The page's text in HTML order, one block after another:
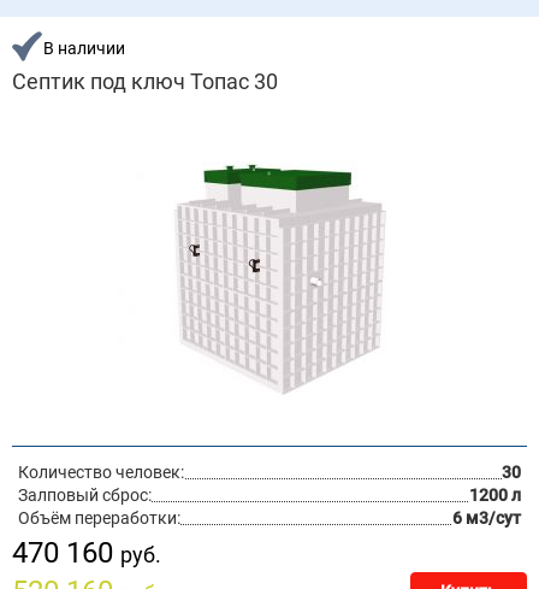
В наличии
Септик под ключ Топас 30
Количество человек:
30
Залповый сброс:
1200 л
Объём переработки:
6 м3/сут
470 160 руб.